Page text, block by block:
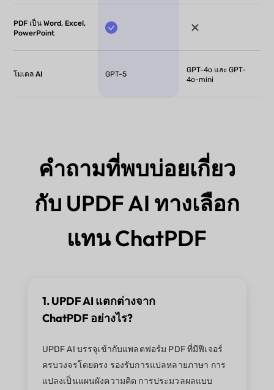
PDF เป็น Word, Excel,
PowerPoint
โมเดล AI GPT-5
GPT-4o และ GPT-
4o-mini
คำถามที่พบบ่อยเกี่ยว
กับ UPDF AI ทางเลือก
แทน ChatPDF
1. UPDF AI แตกต่างจาก
ChatPDF อย่างไร?
UPDF AI บรรจุเข้ากับแพลตฟอร์ม PDF ที่มีฟีเจอร์
ครบวงจรโดยตรง รองรับการแปลหลายภาษา การ
แปลงเป็นแผนผังความคิด การประมวลผลแบบ